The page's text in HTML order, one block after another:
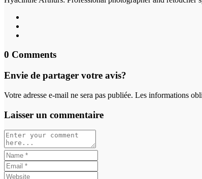
0 Comments
Envie de partager votre avis?
Votre adresse e-mail ne sera pas publiée. Les informations
Laisser un commentaire